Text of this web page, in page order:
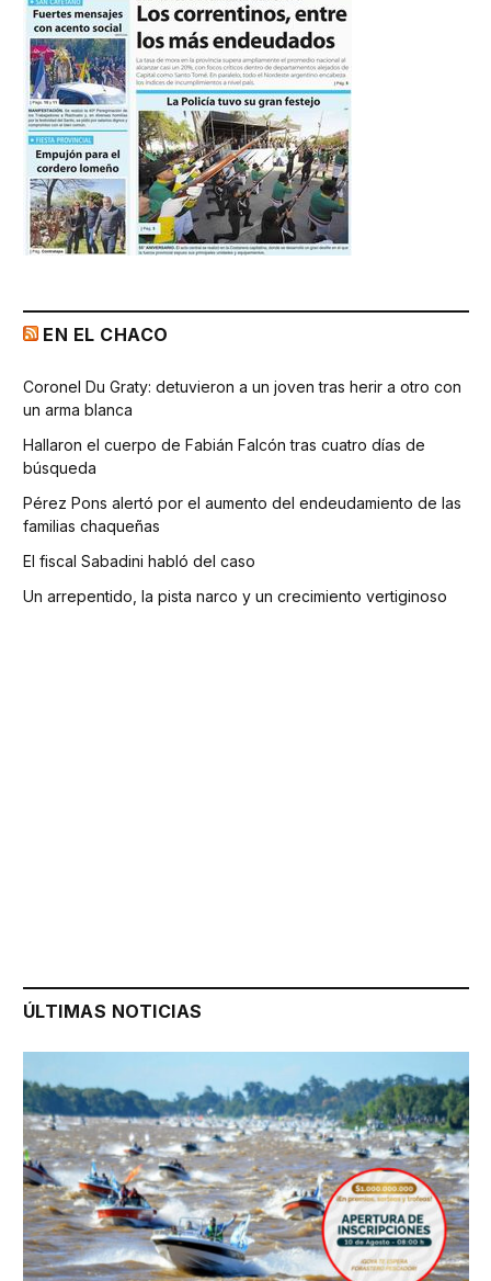
EN EL CHACO
Coronel Du Graty: detuvieron a un joven tras herir a otro con
un arma blanca
Hallaron el cuerpo de Fabián Falcón tras cuatro días de
búsqueda
Pérez Pons alertó por el aumento del endeudamiento de las
familias chaqueñas
El fiscal Sabadini habló del caso
Un arrepentido, la pista narco y un crecimiento vertiginoso
ÚLTIMAS NOTICIAS